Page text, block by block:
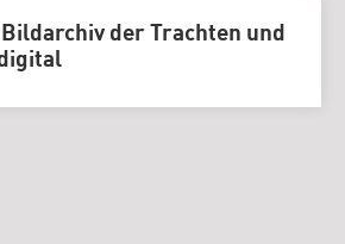
der Trachten und